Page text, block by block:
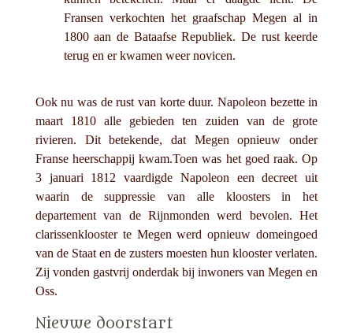
Fransen verkochten het graafschap Megen al in
1800 aan de Bataafse Republiek. De rust keerde
terug en er kwamen weer novicen.
Ook nu was de rust van korte duur. Napoleon bezette in
maart 1810 alle gebieden ten zuiden van de grote
rivieren. Dit betekende, dat Megen opnieuw onder
Franse heerschappij kwam.Toen was het goed raak. Op
3 januari 1812 vaardigde Napoleon een decreet uit
waarin de suppressie van alle kloosters in het
departement van de Rijnmonden werd bevolen. Het
clarissenklooster te Megen werd opnieuw domeingoed
van de Staat en de zusters moesten hun klooster verlaten.
Zij vonden gastvrij onderdak bij inwoners van Megen en
Oss.
Nieuwe doorstart